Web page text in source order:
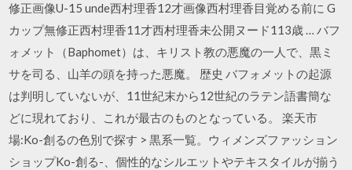
修正画像U-15 unde西村理香12才画像西村理香目覚める前に G
カップ無修正西村理香11才西村理香未公開ヌード113歳 … バフ
ォメット（Baphomet）は、キリスト教の悪魔の一人で、黒ミ
サを司る、山羊の頭を持った悪魔。 歴史 バフォメットの起源
は判明していないが、11世紀末から12世紀のラテン語書簡な
どに現れており、これが最古のものとなっている。 楽天市
場:Ko-創るの色別で探す > 黒系一覧。ウィメンズファッション
ショップKo-創る-、個性的なシルエットやテキスタイルが揃う